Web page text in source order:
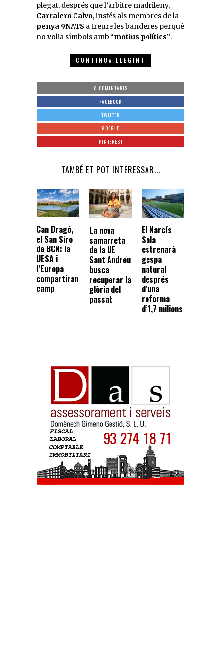
plegat, després que l’àrbitre madrileny,
Carralero Calvo, instés als membres de la
penya 9NATS a treure les banderes perquè
no volia símbols amb “motius polítics”.
CONTINUA LLEGINT
0 COMENTARIS
FACEBOOK
TWITTER
GOOGLE
PINTEREST
TAMBÉ ET POT INTERESSAR...
Can Dragó,
el San Siro
de BCN: la
UESA i
l’Europa
compartiran
camp
La nova
samarreta
de la UE
Sant Andreu
busca
recuperar la
glòria del
passat
El Narcís
Sala
estrenarà
gespa
natural
després
d’una
reforma
d’1,7 milions